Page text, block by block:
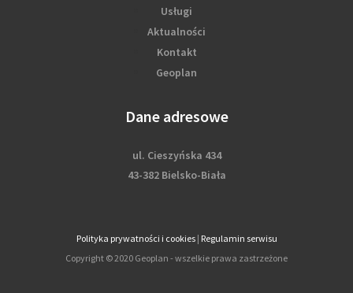
Usługi
Aktualności
Kontakt
Geoplan
Dane adresowe
ul. Cieszyńska 434
43-382 Bielsko-Biała
Polityka prywatności i cookies| Regulamin serwisu
Copyright © 2020 Geoplan - wszelkie prawa zastrzeżone